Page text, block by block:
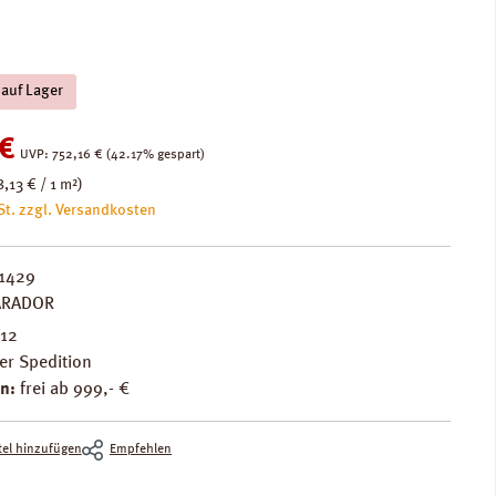
Lager
UVP: Regulärer Preis:
752,16 € (42.17% gespart)
€ / 1 m²)
zzgl. Versandkosten
Spedition
frei ab 999,- €
hinzufügen Empfehlen